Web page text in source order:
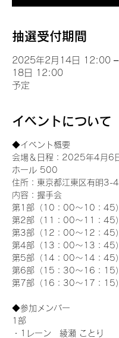
抽選受付期間
2025年2月14日 12:00
18日 12:00
予定
イベントについて
◆イベント概要
会場＆日程：2025年4月6
ホール 500
住所：東京都江東区有明3-
内容：握手会
第1部（10：00～10：45
第2部（11：00～11：45）
第3部（12：00～12：45）
第4部（13：00～13：45）
第5部（14：00～14：45）
第6部（15：30～16：15）
第7部（16：30～17：15）
◆参加メンバー
1部
・1レーン　綾瀬 ことり